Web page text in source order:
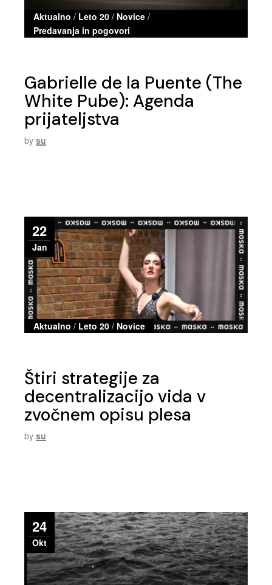
Aktualno / Leto 20 / Novice /
Predavanja in pogovori
Gabrielle de la Puente (The
White Pube): Agenda
prijateljstva
by su
22
Jan
Aktualno / Leto 20 / Novice
Štiri strategije za
decentralizacijo vida v
zvočnem opisu plesa
by su
24
Okt